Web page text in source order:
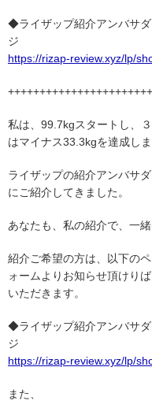
◆ライザップ紹介アンバサ
ジ
https://rizap-review.xyz/lp/
私は、99.7kgスタートし、
はマイナス33.3kgを達成し
ライザップの紹介アンバサ
にご紹介してきました。
あなたも、私の紹介で、一
紹介ご希望の方は、以下の
ォームよりお知らせ頂けり
いただきます。
◆ライザップ紹介アンバサ
ジ
https://rizap-review.xyz/lp/
また、